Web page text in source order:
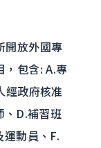
開放外國專
，包含: A.專
經政府核准
、D.補習班
動員、F.